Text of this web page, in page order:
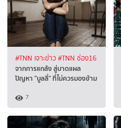
#TNN เจาะข่าว#TNN ช่อง16
จากการแกล้ง สู่บาดแผล
ปัญหา "บูลลี่" ที่ไม่ควรมองข้าม
7